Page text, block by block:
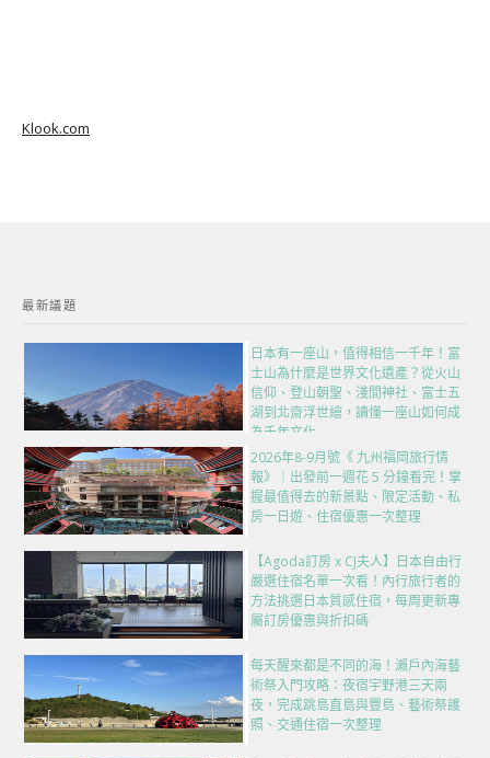
Klook.com
最新議題
日本有一座山，值得相信一千年！富
士山為什麼是世界文化遺產？從火山
信仰、登山朝聖、淺間神社、富士五
湖到北齋浮世繪，讀懂一座山如何成
為千年文化
2026年8-9月號《 九州福岡旅行情
報》｜出發前一週花 5 分鐘看完！掌
握最值得去的新景點、限定活動、私
房一日遊、住宿優惠一次整理
【Agoda訂房 x CJ夫人】日本自由行
嚴選住宿名單一次看！內行旅行者的
方法挑選日本質感住宿，每周更新專
屬訂房優惠與折扣碼
每天醒來都是不同的海！瀨戶內海藝
術祭入門攻略：夜宿宇野港三天兩
夜，完成跳島直島與豐島、藝術祭護
照、交通住宿一次整理